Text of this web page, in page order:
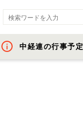
中経連の行事予定